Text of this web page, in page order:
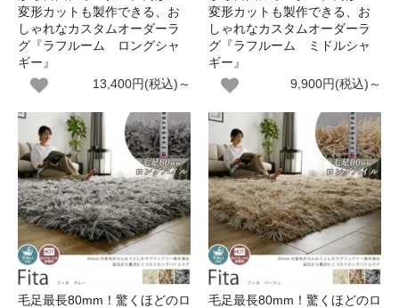
変形カットも製作できる、お
しゃれなカスタムオーダーラ
グ『ラフルーム ロングシャ
ギー』
13,400円(税込)～
変形カットも製作できる、お
しゃれなカスタムオーダーラ
グ『ラフルーム ミドルシャ
ギー』
9,900円(税込)～
毛足最長80mm！驚くほどのロ
毛足最長80mm！驚くほどのロ